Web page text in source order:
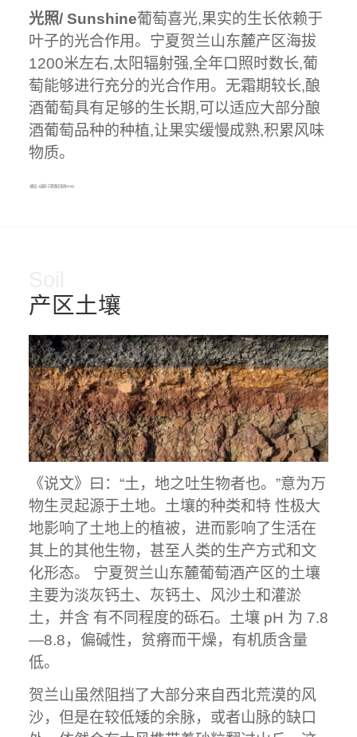
光照/ Sunshine葡萄喜光,果实的生长依赖于
叶子的光合作用。宁夏贺兰山东麓产区海拔
1200米左右,太阳辐射强,全年口照时数长,葡
萄能够进行充分的光合作用。无霜期较长,酿
酒葡萄具有足够的生长期,可以适应大部分酿
酒葡萄品种的种植,让果实缓慢成熟,积累风味
物质。
--摘自《读醉·宁夏酒庄指南2018》
产区土壤
《说文》曰：“土，地之吐生物者也。”意为万
物生灵起源于土地。土壤的种类和特 性极大
地影响了土地上的植被，进而影响了生活在
其上的其他生物，甚至人类的生产方式和文
化形态。 宁夏贺兰山东麓葡萄酒产区的土壤
主要为淡灰钙土、灰钙土、风沙土和灌淤
土，并含 有不同程度的砾石。土壤 pH 为 7.8
—8.8，偏碱性，贫瘠而干燥，有机质含量
低。
贺兰山虽然阻挡了大部分来自西北荒漠的风
沙，但是在较低矮的余脉，或者山脉的缺口